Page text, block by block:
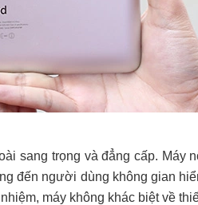
sang trọng và đẳng cấp. Máy
đến người dùng không gian
máy không khác biệt về